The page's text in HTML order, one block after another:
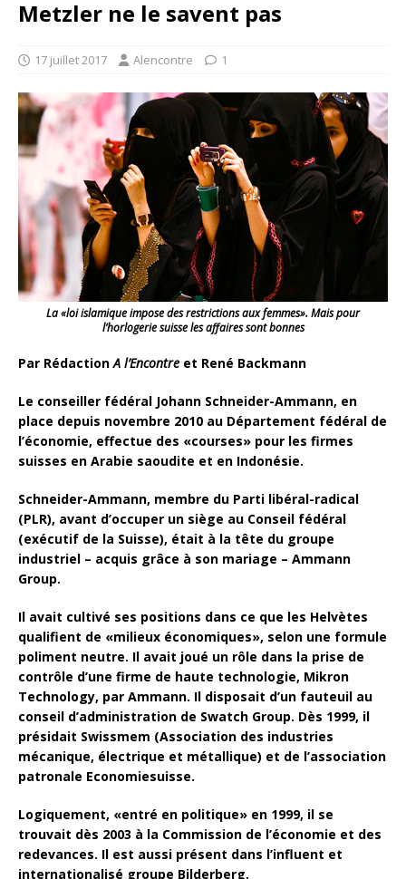
Metzler ne le savent pas
17 juillet 2017 Alencontre 1
La «loi islamique impose des restrictions aux femmes». Mais pour
l’horlogerie suisse les affaires sont bonnes
Par RédactionA l’Encontre et René Backmann
Le conseiller fédéral Johann Schneider-Ammann, en
place depuis novembre 2010 au Département fédéral de
l’économie, effectue des «courses» pour les firmes
suisses en Arabie saoudite et en Indonésie.
Schneider-Ammann, membre du Parti libéral-radical
(PLR), avant d’occuper un siège au Conseil fédéral
(exécutif de la Suisse), était à la tête du groupe
industriel – acquis grâce à son mariage – Ammann
Group.
Il avait cultivé ses positions dans ce que les Helvètes
qualifient de «milieux économiques», selon une formule
poliment neutre. Il avait joué un rôle dans la prise de
contrôle d’une firme de haute technologie, Mikron
Technology, par Ammann. Il disposait d’un fauteuil au
conseil d’administration de Swatch Group. Dès 1999, il
présidait Swissmem (Association des industries
mécanique, électrique et métallique) et de l’association
patronale Economiesuisse.
Logiquement, «entré en politique» en 1999, il se
trouvait dès 2003 à la Commission de l’économie et des
redevances. Il est aussi présent dans l’influent et
internationalisé groupe Bilderberg.